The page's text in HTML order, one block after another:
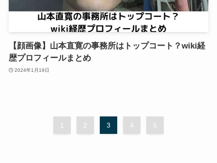
【顔画像】山本直寛の事務所はトップコート？wiki経
歴プロフィールまとめ
2024年1月19日
1 2 3 4 5